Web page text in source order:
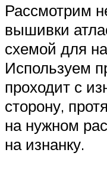
Рассмотрим
вышивки
схемой для
Используем
проходит с
сторону,
на нужном
на изнанку.